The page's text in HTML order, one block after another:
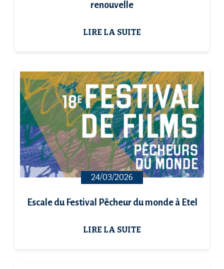
renouvelle
LIRE LA SUITE
24/03/2026
Escale du Festival Pêcheur du monde à Etel
LIRE LA SUITE